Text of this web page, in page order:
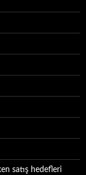
satış hedefleri